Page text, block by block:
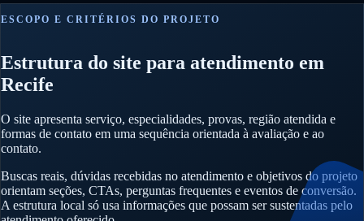
ESCOPO E CRITÉRIOS DO PROJETO
Estrutura do site para atendimento em
Recife
O site apresenta serviço, especialidades, provas, região atendida e
formas de contato em uma sequência orientada à avaliação e ao
contato.
Buscas reais, dúvidas recebidas no atendimento e objetivos do projeto
orientam seções, CTAs, perguntas frequentes e eventos de conversão.
A estrutura local só usa informações que possam ser sustentadas pelo